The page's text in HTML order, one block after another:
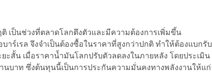
เป็นช่วงที่ตลาดโลกตึงตัวและมีความต้องการเพิ่มขึ้น
ร์เรล จึงจำเป็นต้องซื้อในราคาที่สูงกว่าปกติ ทำให้ต้องแบกรับ
สั้น เมื่อราคาน้ำมันโลกปรับตัวลดลงในภายหลัง โดยประเมิน
บาท ซึ่งต้นทุนนี้เป็นการประกันความมั่นคงทางพลังงานให้แก่